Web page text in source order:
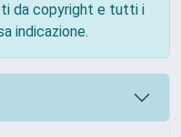
da copyright e tutti i
indicazione.